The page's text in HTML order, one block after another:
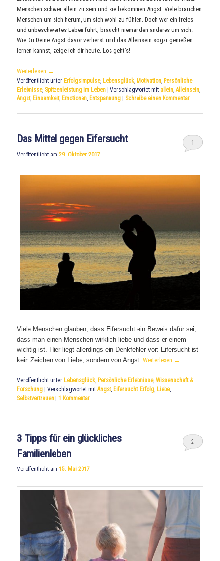
Menschen schwer allein zu sein und sie bekommen Angst. Viele brauchen
Menschen um sich herum, um sich wohl zu fühlen. Doch wer ein freies
und unbeschwertes Leben führt, braucht niemanden anderes um sich.
Wie Du Deine Angst davor verlierst und das Alleinsein sogar genießen
lernen kannst, zeige ich dir heute. Los geht’s!
Weiterlesen →
Veröffentlicht unter Erfolgsimpulse, Lebensglück, Motivation, Persönliche
Erlebnisse, Spitzenleistung im Leben |Verschlagwortet mit allein,Alleinsein,
Angst, Einsamkeit, Emotionen, Entspannung Schreibe einen Kommentar
Das Mittel gegen Eifersucht
Veröffentlicht am29. Oktober 2017
1
Viele Menschen glauben, dass Eifersucht ein Beweis dafür sei,
dass man einen Menschen wirklich liebe und dass er einem
wichtig ist. Hier liegt allerdings ein Denkfehler vor: Eifersucht ist
kein Zeichen von Liebe, sondern von Angst. Weiterlesen →
Veröffentlicht unter Lebensglück Persönliche Erlebnisse,Wissenschaft &
Forschung |Verschlagwortet mit Angst, Eifersucht, Erfolg Liebe,
Selbstvertrauen |1 Kommentar
3 Tipps für ein glückliches
Familienleben
Veröffentlicht am15. Mai 2017
2